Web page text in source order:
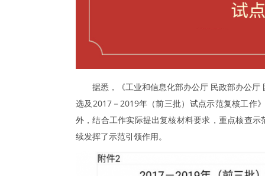
据悉，《工业和信息化部办公厅 民政部办公
选及2017－2019年（前三批）试点示范复核工作
外，结合工作实际提出复核材料要求，重点核查
续发挥了示范引领作用。